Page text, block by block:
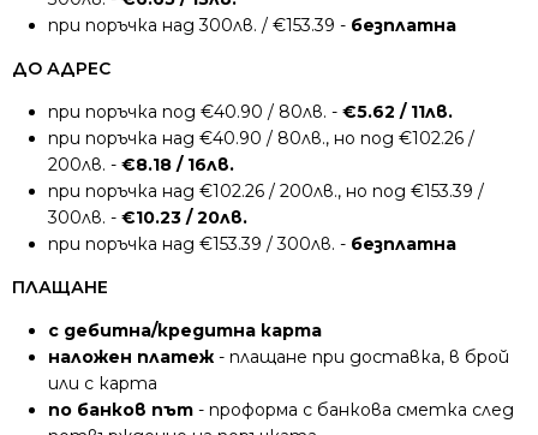
при поръчка над 300лв. / €153.39 - безплатна
ДО АДРЕС
при поръчка под €40.90 / 80лв. - €5.62 / 11лв.
при поръчка над €40.90 / 80лв., но под €102.26 /
200лв. - €8.18 / 16лв.
при поръчка над €102.26 / 200лв., но под €153.39 /
300лв. - €10.23 / 20лв.
при поръчка над €153.39 / 300лв. - безплатна
ПЛАЩАНЕ
с дебитна/кредитна карта
наложен платеж - плащане при доставка, в брой
или с карта
по банков път - проформа с банкова сметка след